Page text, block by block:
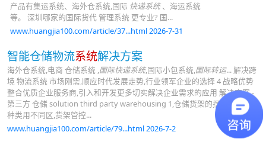
产品有集运系统、海外仓系统,国际 快递系统、海运系统
等。 深圳哪家的国际货代 管理系统 更专业? 国...
www.huangjia100.com/article/37...html 2026-7-31
智能仓储物流系统解决方案
海外仓系统,电商 仓储系统 ,国际快递系统,国际小包系统,国际转运... 解决跨
境 物流系统 市场刚需,顺应时代发展走势,行业领军企业的选择 4 战略优势
整合优质企业服务商,引入和开发更多切实解决企业需求的应用 解决方案 -
第三方 仓储 solution third party warehousing 1,仓储货架的摆放,不同的
种类用不同区,货架管控...
www.huangjia100.com/article/79...html 2026-7-2